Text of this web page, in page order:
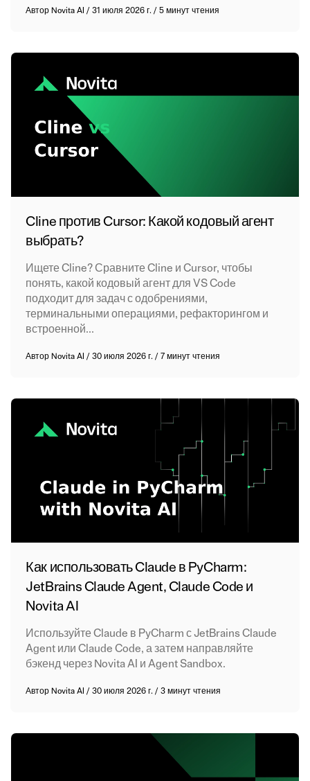
Автор Novita AI /31 июля 2026 г./5 минут чтения
Cline против Cursor: Какой кодовый агент
выбрать?
Ищете Cline? Сравните Cline и Cursor, чтобы
понять, какой кодовый агент для VS Code
подходит для задач с одобрениями,
терминальными операциями, рефакторингом и
встроенной...
Автор Novita AI /30 июля 2026 г./7 минут чтения
Как использовать Claude в PyCharm:
JetBrains Claude Agent, Claude Code и
Novita AI
Используйте Claude в PyCharm с JetBrains Claude
Agent или Claude Code, а затем направляйте
бэкенд через Novita AI и Agent Sandbox.
Автор Novita AI /30 июля 2026 г./3 минут чтения